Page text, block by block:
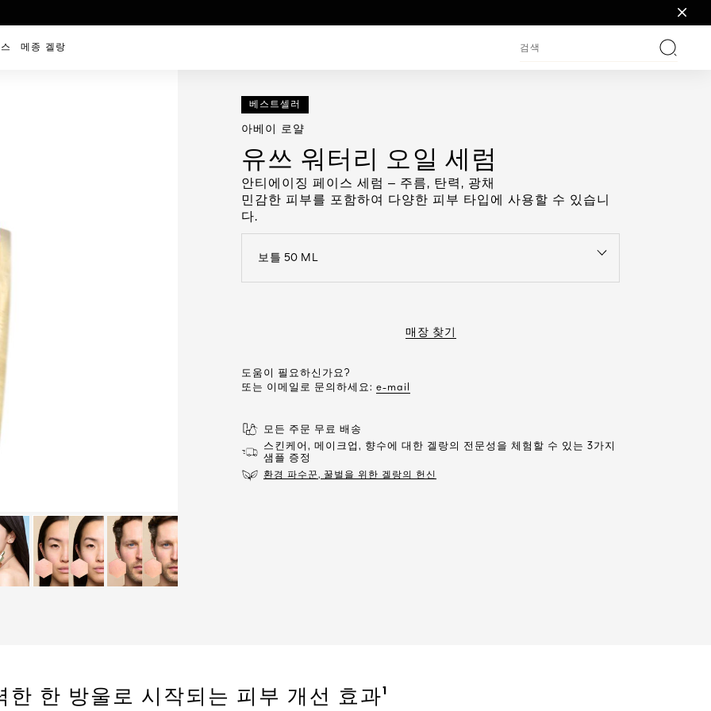
메종 겔랑
검색
베스트셀러
아베이 로얄
유쓰 워터리 오일 세럼
안티에이징 페이스 세럼 – 주름, 탄력, 광채
민감한 피부를 포함하여 다양한 피부 타입에 사용할 수 있습니
다.
보틀 50 ML
open the dropdown menu to see the available colors / to choose a color
매장 찾기
도움이 필요하신가요?
또는 이메일로 문의하세요: e-mail
모든 주문 무료 배송
스킨케어, 메이크업, 향수에 대한 겔랑의 전문성을 체험할 수 있는 3가지
샘플 증정
환경 파수꾼, 꿀벌을 위한 겔랑의 헌신
한 한 방울로 시작되는 피부 개선 효과¹